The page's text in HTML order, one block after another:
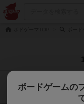
ボードゲームの